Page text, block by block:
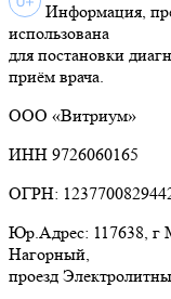
Информация,
использована
для постановки
приём врача.
ООО «Витриум»
ИНН 9726060165
ОГРН:
Юр.Адрес: 117638, г
Нагорный,
проезд